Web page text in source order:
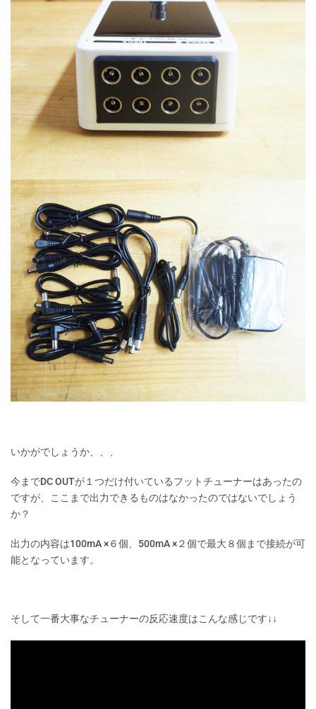
いかがでしょうか、、、
今までDC OUTが１つだけ付いているフットチューナーはあったの
ですが、ここまで出力できるものはなかったのではないでしょう
か？
出力の内容は100mA ×６個、500mA ×２個で最大８個まで接続が可
能となっています。
そして一番大事なチューナーの反応速度はこんな感じです↓↓